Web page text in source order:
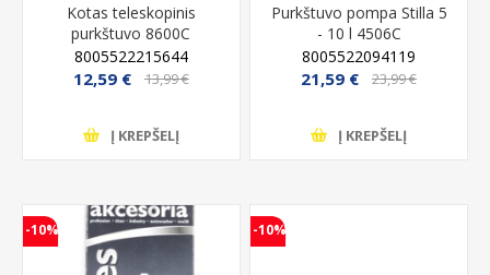
Kotas teleskopinis
purkštuvo 8600C
8005522215644
12,59 € 13,99 €
Į KREPŠELĮ
Purkštuvo pompa Stilla 5
- 10 l 4506C
8005522094119
21,59 € 23,99 €
Į KREPŠELĮ
-10% -10%